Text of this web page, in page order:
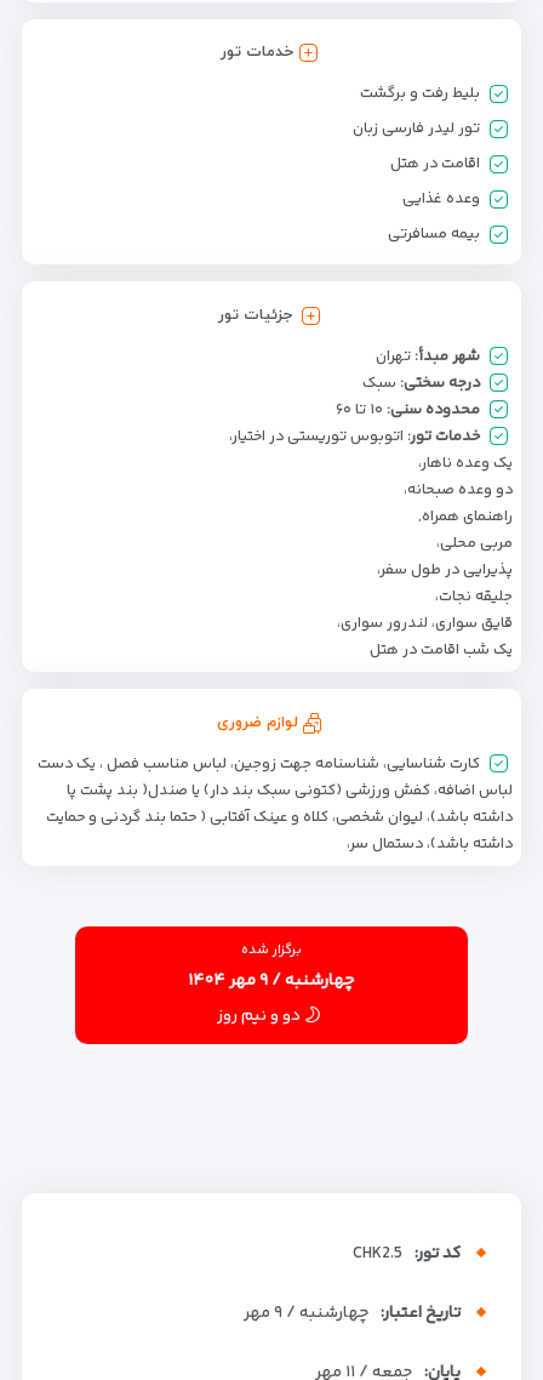
خدمات تور
بلیط رفت و برگشت
تور لیدر فارسی زبان
اقامت در هتل
وعده غذایی
بیمه مسافرتی
جزئیات تور
شهر مبدأ: تهران
درجه سختی: سبک
محدوده سنی: ۱۰ تا ۶۰
خدمات تور: اتوبوس توریستی در اختیار،
یک وعده ناهار،
دو وعده صبحانه،
راهنمای همراه,
مربی محلی،
پذیرایی در طول سفر،
جلیقه نجات،
قایق سواری، لندرور سواری،
یک شب اقامت در هتل
لوازم ضروری
کارت شناسایی، شناسنامه جهت زوجین، لباس مناسب فصل ، یک دست
لباس اضافه، کفش ورزشی (کتونی سبک بند دار) یا صندل( بند پشت پا
داشته باشد)، لیوان شخصی، کلاه و عینک آفتابی ( حتما بند گردنی و حمایت
داشته باشد)، دستمال سر،
برگزار شده
چهارشنبه / ۹ مهر ۱۴۰۴
دو و نیم روز
کد تور: CHK2.5
تاریخ اعتبار: چهارشنبه / ۹ مهر
پایان: جمعه / ۱۱ مهر